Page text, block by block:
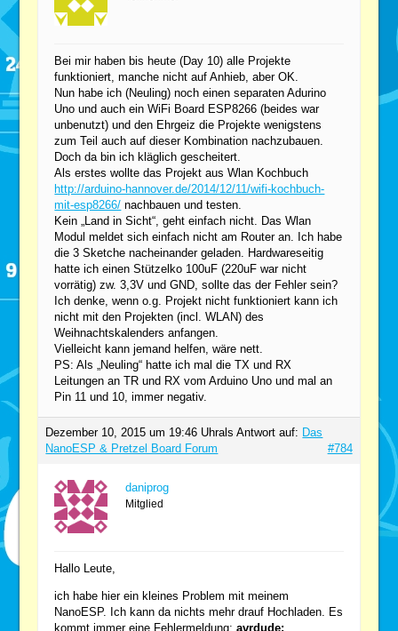
Bei mir haben bis heute (Day 10) alle Projekte
funktioniert, manche nicht auf Anhieb, aber OK.
Nun habe ich (Neuling) noch einen separaten Adurino
Uno und auch ein WiFi Board ESP8266 (beides war
unbenutzt) und den Ehrgeiz die Projekte wenigstens
zum Teil auch auf dieser Kombination nachzubauen.
Doch da bin ich kläglich gescheitert.
Als erstes wollte das Projekt aus Wlan Kochbuch
http://arduino-hannover.de/2014/12/11/wifi-kochbuch-
mit-esp8266/ nachbauen und testen.
Kein „Land in Sicht“, geht einfach nicht. Das Wlan
Modul meldet sich einfach nicht am Router an. Ich habe
die 3 Sketche nacheinander geladen. Hardwareseitig
hatte ich einen Stützelko 100uF (220uF war nicht
vorrätig) zw. 3,3V und GND, sollte das der Fehler sein?
Ich denke, wenn o.g. Projekt nicht funktioniert kann ich
nicht mit den Projekten (incl. WLAN) des
Weihnachtskalenders anfangen.
Vielleicht kann jemand helfen, wäre nett.
PS: Als „Neuling“ hatte ich mal die TX und RX
Leitungen an TR und RX vom Arduino Uno und mal an
Pin 11 und 10, immer negativ.
Dezember 10, 2015 um 19:46 Uhrals Antwort auf: Das
NanoESP & Pretzel Board Forum
#784
daniprog
Mitglied
Hallo Leute,
ich habe hier ein kleines Problem mit meinem
NanoESP. Ich kann da nichts mehr drauf Hochladen. Es
kommt immer eine Fehlermeldung:avrdude: